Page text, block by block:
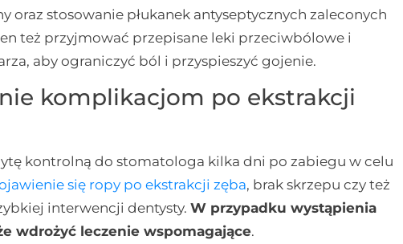
oraz stosowanie płukanek antyseptycznych zaleconych
też przyjmować przepisane leki przeciwbólowe i
aby ograniczyć ból i przyspieszyć gojenie.
komplikacjom po ekstrakcji
kontrolną do stomatologa kilka dni po zabiegu w celu
się ropy po ekstrakcji zęba, brak skrzepu czy też
interwencji dentysty.W przypadku wystąpienia
wdrożyć leczenie wspomagające.